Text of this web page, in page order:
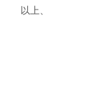
以上、